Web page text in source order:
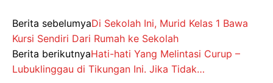
Berita sebelumyaDi Sekolah Ini, Murid Kelas 1 Bawa
Kursi Sendiri Dari Rumah ke Sekolah
Berita berikutnyaHati-hati Yang Melintasi Curup –
Lubuklinggau di Tikungan Ini. Jika Tidak…